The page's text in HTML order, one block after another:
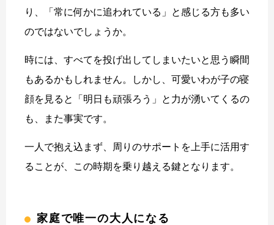
り、「常に何かに追われている」と感じる方も多い
のではないでしょうか。
時には、すべてを投げ出してしまいたいと思う瞬間
もあるかもしれません。しかし、可愛いわが子の寝
顔を見ると「明日も頑張ろう」と力が湧いてくるの
も、また事実です。
一人で抱え込まず、周りのサポートを上手に活用す
ることが、この時期を乗り越える鍵となります。
家庭で唯一の大人になる